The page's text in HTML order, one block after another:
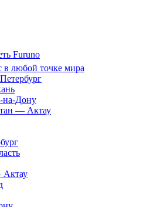
Furuno
в любой точке мира
на-Дону
— Актау
Актау